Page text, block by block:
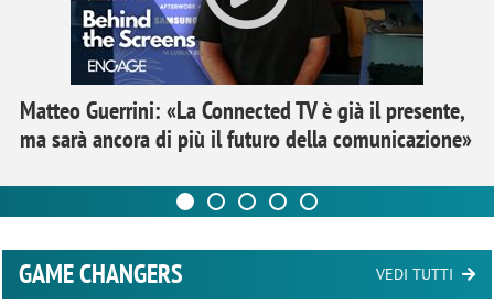
Matteo Guerrini: «La Connected TV è già il presente,
ma sarà ancora di più il futuro della comunicazione»
GAME CHANGERS VEDI TUTTI